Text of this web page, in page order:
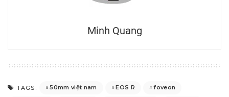
Minh Quang
TAGS: 50mm việt nam EOS R
foveon